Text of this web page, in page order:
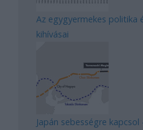
Az egygyermekes politika
kihívásai
Japán sebességre